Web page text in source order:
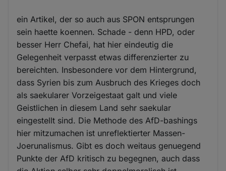
ein Artikel, der so auch aus SPON entsprungen
sein haette koennen. Schade - denn HPD, oder
besser Herr Chefai, hat hier eindeutig die
Gelegenheit verpasst etwas differenzierter zu
bereichten. Insbesondere vor dem Hintergrund,
dass Syrien bis zum Ausbruch des Krieges doch
als saekularer Vorzeigestaat galt und viele
Geistlichen in diesem Land sehr saekular
eingestellt sind. Die Methode des AfD-bashings
hier mitzumachen ist unreflektierter Massen-
Joerunalismus. Gibt es doch weitaus genuegend
Punkte der AfD kritisch zu begegnen, auch dass